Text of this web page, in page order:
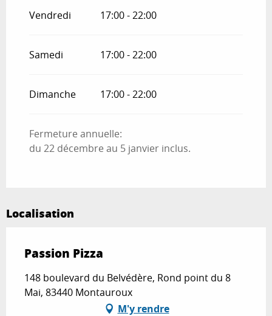
Vendredi 17:00 - 22:00
Samedi 17:00 - 22:00
Dimanche 17:00 - 22:00
Fermeture annuelle:
du 22 décembre au 5 janvier inclus.
Localisation
Passion Pizza
148 boulevard du Belvédère, Rond point du 8
Mai, 83440 Montauroux
M'y rendre